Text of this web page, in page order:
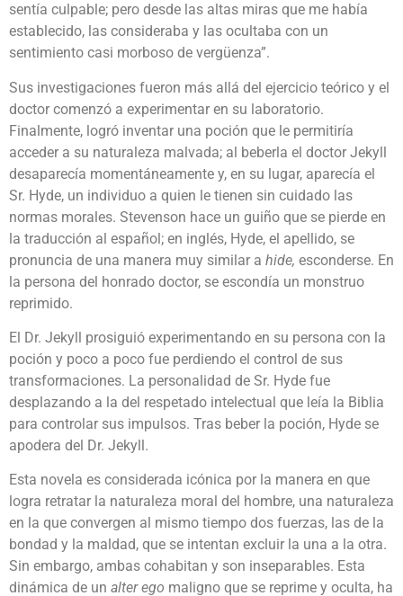
sentía culpable; pero desde las altas miras que me había
establecido, las consideraba y las ocultaba con un
sentimiento casi morboso de vergüenza”.
Sus investigaciones fueron más allá del ejercicio teórico y el
doctor comenzó a experimentar en su laboratorio.
Finalmente, logró inventar una poción que le permitiría
acceder a su naturaleza malvada; al beberla el doctor Jekyll
desaparecía momentáneamente y, en su lugar, aparecía el
Sr. Hyde, un individuo a quien le tienen sin cuidado las
normas morales. Stevenson hace un guiño que se pierde en
la traducción al español; en inglés, Hyde, el apellido, se
pronuncia de una manera muy similar a hide, esconderse. En
la persona del honrado doctor, se escondía un monstruo
reprimido.
El Dr. Jekyll prosiguió experimentando en su persona con la
poción y poco a poco fue perdiendo el control de sus
transformaciones. La personalidad de Sr. Hyde fue
desplazando a la del respetado intelectual que leía la Biblia
para controlar sus impulsos. Tras beber la poción, Hyde se
apodera del Dr. Jekyll.
Esta novela es considerada icónica por la manera en que
logra retratar la naturaleza moral del hombre, una naturaleza
en la que convergen al mismo tiempo dos fuerzas, las de la
bondad y la maldad, que se intentan excluir la una a la otra.
Sin embargo, ambas cohabitan y son inseparables. Esta
dinámica de un alter ego maligno que se reprime y oculta, ha